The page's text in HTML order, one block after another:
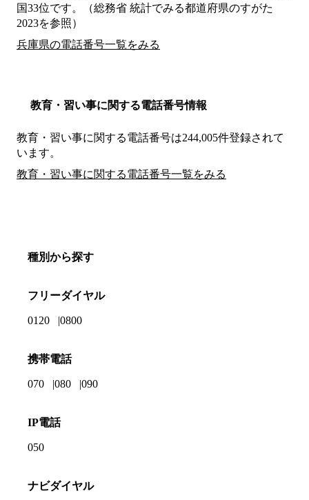
国33位です。（総務省 統計でみる都道府県のすがた
2023を参照）
兵庫県の電話番号一覧をみる
教育・習い事に関する電話番号情報
教育・習い事に関する電話番号は244,005件登録されて
います。
教育・習い事に関する電話番号一覧をみる
種別から探す
フリーダイヤル
0120 0800
携帯電話
070 080 090
IP電話
050
ナビダイヤル